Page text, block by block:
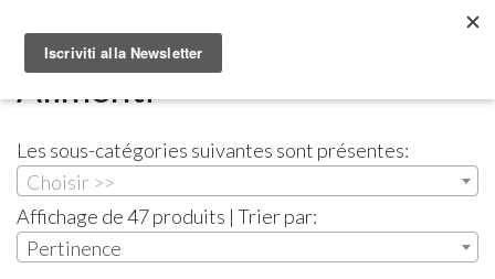
Alimenti
Les sous-catégories suivantes sont présentes:
Choisir >>
Affichage de 47 produits | Trier par:
Pertinence